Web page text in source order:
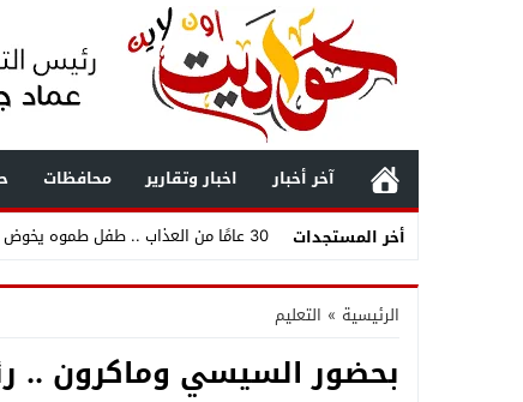
آخر أخبار اخبار وتقارير محافظات
أخر المستجدات
30 عامًا من العذاب .. طفل طموه يخوض في مياه الصرف.. فمن ينقذ الأهالي قبل أن تتحول المأساة إلى كارثة؟
حملة حاسمة في الجيزة .. الأنصاري
«مفاجآت تنسيق المرحلة الثانية 2026 أدبي».. قائمة الكليات والمعاهد المتاحة لطلاب الثانوية العامة وأبرز فرص القبول
الرئيسية » التعليم
بحضور السيسي وماكرون ..